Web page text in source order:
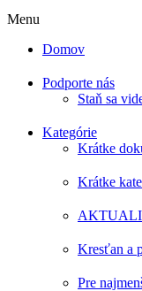
Menu
Domov
Podporte nás
Staň sa
Kategórie
Krátke
Krátke
Kresťan a
Pre